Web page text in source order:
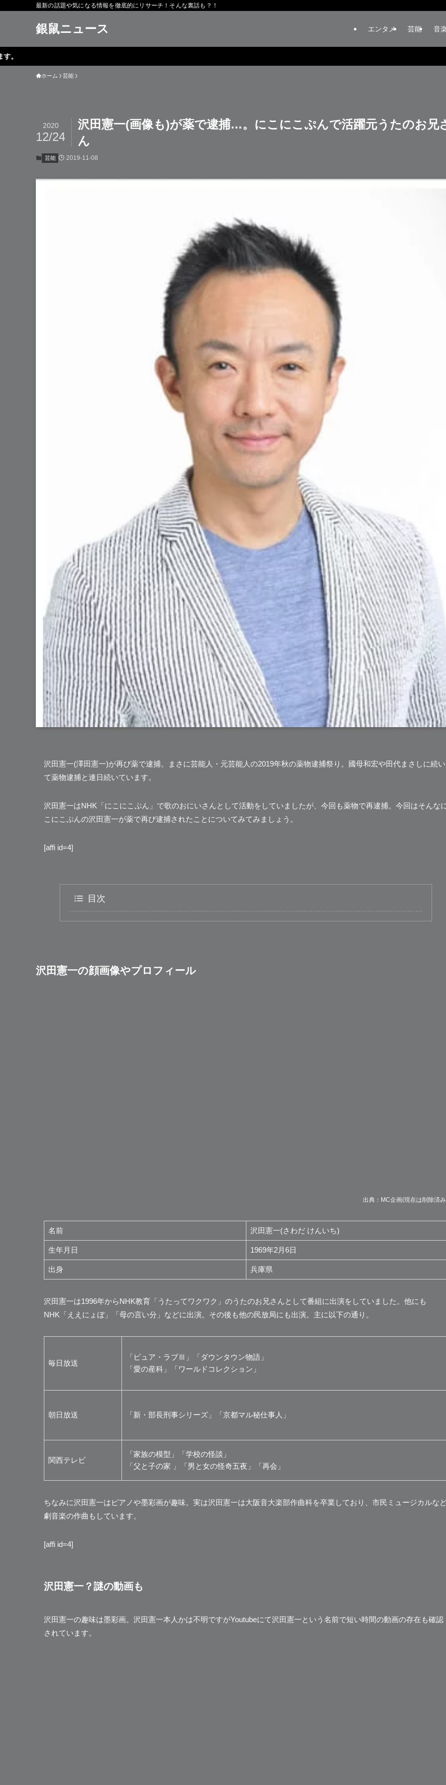
最新の話題や気になる情報を徹底的にリサーチ！そんな裏話も？！
銀鼠ニュース エンタメ 芸能 音
ホーム 芸能
沢田憲一(画像も)が薬で逮捕…。にこにこぷんで活躍元うたのお兄
ん
2020
12/24
芸能 2019-11-08
沢田憲一(澤田憲一)が再び薬で逮捕。まさに芸能人・元芸能人の2019年秋の薬物逮捕祭り。國母和宏や田代まさしに続い
て薬物逮捕と連日続いています。
沢田憲一はNHK「にこにこぷん」で歌のおにいさんとして活動をしていましたが、今回も薬物で再逮捕。今回はそんな
こにこぷんの沢田憲一が薬で再び逮捕されたことについてみてみましょう。
[affi id=4]
目次
沢田憲一の顔画像やプロフィール
出典：MC企画(現在は削除済
名前 沢田憲一(さわだ けんいち)
生年月日 1969年2月6日
出身 兵庫県
沢田憲一は1996年からNHK教育「うたってワクワク」のうたのお兄さんとして番組に出演をしていました。他にも
NHK「ええにょぼ」「母の言い分」などに出演。その後も他の民放局にも出演。主に以下の通り。
毎日放送
「ピュア・ラブⅢ」「ダウンタウン物語」
「愛の産科」「ワールドコレクション」
朝日放送 「新・部長刑事シリーズ」「京都マル秘仕事人」
関西テレビ
「家族の模型」「学校の怪談」
「父と子の家 」「男と女の怪奇五夜」「再会」
ちなみに沢田憲一はピアノや墨彩画が趣味。実は沢田憲一は大阪音大楽部作曲科を卒業しており、市民ミュージカルな
劇音楽の作曲もしています。
[affi id=4]
沢田憲一？謎の動画も
沢田憲一の趣味は墨彩画。沢田憲一本人かは不明ですがYoutubeにて沢田憲一という名前で短い時間の動画の存在も確認
されています。